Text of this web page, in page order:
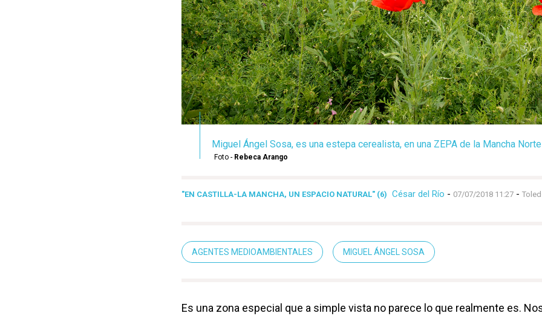
Miguel Ángel Sosa, es una estepa cerealista, en una ZEPA de la Mancha
Foto - Rebeca Arango
"EN CASTILLA-LA MANCHA, UN ESPACIO NATURAL" (6) César del Río - 07/07/2018 11:27 -
AGENTES MEDIOAMBIENTALES MIGUEL ÁNGEL SOSA
Es una zona especial que a simple vista no parece lo que realmente es.